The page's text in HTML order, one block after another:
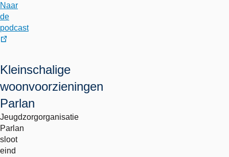
Naar
de
podcast
Kleinschalige
woonvoorzieningen
Parlan
Jeugdzorgorganisatie
Parlan
sloot
eind